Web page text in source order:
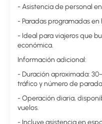
- Asistencia de personal
- Paradas programadas
- Ideal para viajeros que
económica.
Información adicional:
- Duración aproximada:
tráfico y número de
- Operación diaria,
vuelos.
- Incluye asistencia en